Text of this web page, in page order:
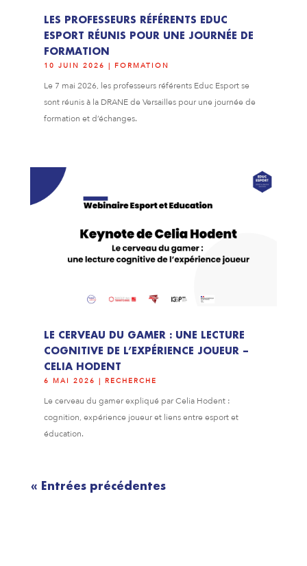
LES PROFESSEURS RÉFÉRENTS EDUC
ESPORT RÉUNIS POUR UNE JOURNÉE DE
FORMATION
10 JUIN 2026 | FORMATION
Le 7 mai 2026, les professeurs référents Educ Esport se
sont réunis à la DRANE de Versailles pour une journée de
formation et d’échanges.
LE CERVEAU DU GAMER : UNE LECTURE
COGNITIVE DE L’EXPÉRIENCE JOUEUR –
CELIA HODENT
6 MAI 2026 | RECHERCHE
Le cerveau du gamer expliqué par Celia Hodent :
cognition, expérience joueur et liens entre esport et
éducation.
« Entrées précédentes